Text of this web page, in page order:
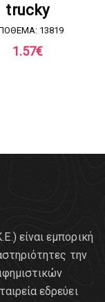
trucky
13819
1.57€
είναι εμπορική
την
εδρεύει